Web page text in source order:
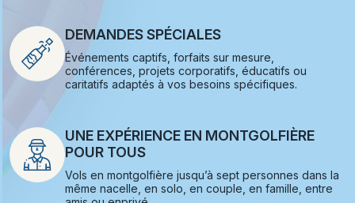
DEMANDES SPÉCIALES
Événements captifs, forfaits sur mesure,
conférences, projets corporatifs, éducatifs ou
caritatifs adaptés à vos besoins spécifiques.
UNE EXPÉRIENCE EN MONTGOLFIÈRE
POUR TOUS
Vols en montgolfière jusqu’à sept personnes dans la
même nacelle, en solo, en couple, en famille, entre